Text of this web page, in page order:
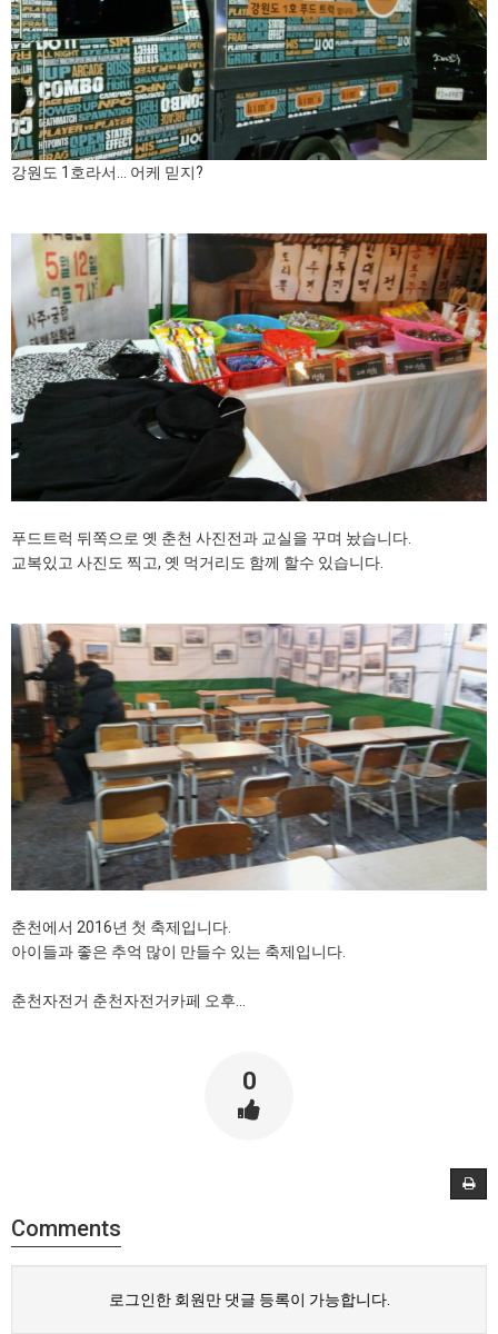
강원도 1호라서... 어케 믿지?
푸드트럭 뒤쪽으로 옛 춘천 사진전과 교실을 꾸며 놨습니다.
교복있고 사진도 찍고, 옛 먹거리도 함께 할수 있습니다.
춘천에서 2016년 첫 축제입니다.
아이들과 좋은 추억 많이 만들수 있는 축제입니다.
춘천자전거 춘천자전거카페 오후...
0
Comments
로그인한 회원만 댓글 등록이 가능합니다.